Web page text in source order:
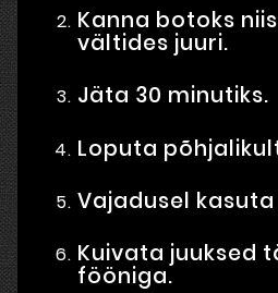
Kanna botoks
vältides juuri.
Jäta 30 minutiks.
Loputa
Vajadusel
Kuivata juuksed
fööniga.